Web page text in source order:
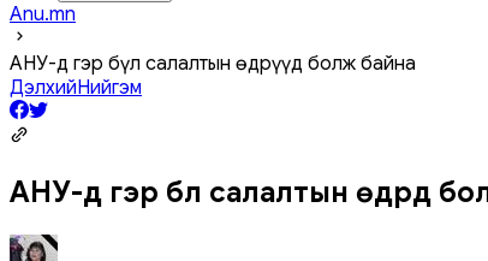
Anu.mn
АНУ-д гэр бүл салалтын өдрүүд болж байна
ДэлхийНийгэм
АНУ-д гэр бүл салалтын өдрүүд